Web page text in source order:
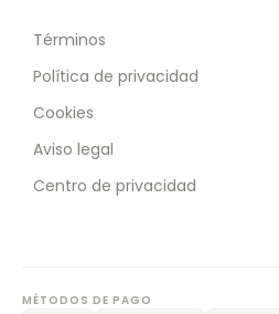
Términos
Política de privacidad
Cookies
Aviso legal
Centro de privacidad
MÉTODOS DE PAGO